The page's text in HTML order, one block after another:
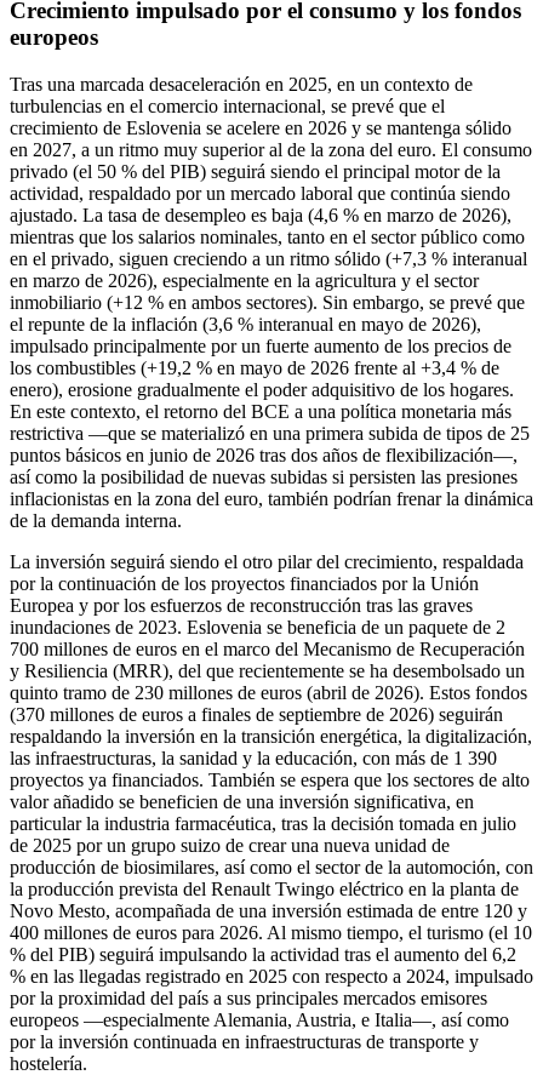
Crecimiento impulsado por el consumo y los fondos
europeos
Tras una marcada desaceleración en 2025, en un contexto de
turbulencias en el comercio internacional, se prevé que el
crecimiento de Eslovenia se acelere en 2026 y se mantenga sólido
en 2027, a un ritmo muy superior al de la zona del euro. El consumo
privado (el 50 % del PIB) seguirá siendo el principal motor de la
actividad, respaldado por un mercado laboral que continúa siendo
ajustado. La tasa de desempleo es baja (4,6 % en marzo de 2026),
mientras que los salarios nominales, tanto en el sector público como
en el privado, siguen creciendo a un ritmo sólido (+7,3 % interanual
en marzo de 2026), especialmente en la agricultura y el sector
inmobiliario (+12 % en ambos sectores). Sin embargo, se prevé que
el repunte de la inflación (3,6 % interanual en mayo de 2026),
impulsado principalmente por un fuerte aumento de los precios de
los combustibles (+19,2 % en mayo de 2026 frente al +3,4 % de
enero), erosione gradualmente el poder adquisitivo de los hogares.
En este contexto, el retorno del BCE a una política monetaria más
restrictiva —que se materializó en una primera subida de tipos de 25
puntos básicos en junio de 2026 tras dos años de flexibilización—,
así como la posibilidad de nuevas subidas si persisten las presiones
inflacionistas en la zona del euro, también podrían frenar la dinámica
de la demanda interna.
La inversión seguirá siendo el otro pilar del crecimiento, respaldada
por la continuación de los proyectos financiados por la Unión
Europea y por los esfuerzos de reconstrucción tras las graves
inundaciones de 2023. Eslovenia se beneficia de un paquete de 2
700 millones de euros en el marco del Mecanismo de Recuperación
y Resiliencia (MRR), del que recientemente se ha desembolsado un
quinto tramo de 230 millones de euros (abril de 2026). Estos fondos
(370 millones de euros a finales de septiembre de 2026) seguirán
respaldando la inversión en la transición energética, la digitalización,
las infraestructuras, la sanidad y la educación, con más de 1 390
proyectos ya financiados. También se espera que los sectores de alto
valor añadido se beneficien de una inversión significativa, en
particular la industria farmacéutica, tras la decisión tomada en julio
de 2025 por un grupo suizo de crear una nueva unidad de
producción de biosimilares, así como el sector de la automoción, con
la producción prevista del Renault Twingo eléctrico en la planta de
Novo Mesto, acompañada de una inversión estimada de entre 120 y
400 millones de euros para 2026. Al mismo tiempo, el turismo (el 10
% del PIB) seguirá impulsando la actividad tras el aumento del 6,2
% en las llegadas registrado en 2025 con respecto a 2024, impulsado
por la proximidad del país a sus principales mercados emisores
europeos —especialmente Alemania, Austria, e Italia—, así como
por la inversión continuada en infraestructuras de transporte y
hostelería.